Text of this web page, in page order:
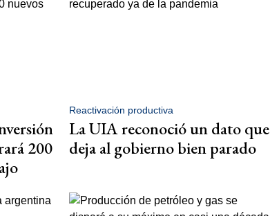
200
Reactivación productiva
La UIA reconoció un dato que
deja al gobierno bien parado